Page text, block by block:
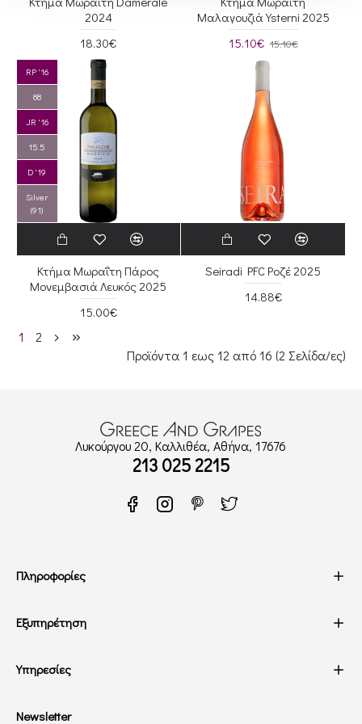
2024
18.30€
Μαλαγουζιά Ysterni 2025
15.10€ 15.10€
RP '16
88
JR '16
15.5
D '19
Silver
(91)
Κτήμα Μωραΐτη Πάρος
Μονεμβασιά Λευκός 2025
15.00€
Seiradi PFC Ροζέ 2025
14.88€
1
2
Προϊόντα 1 εως 12 από 16 (2 Σελίδα/ες)
Λυκούργου 20, Καλλιθέα, Αθήνα, 17676
213 025 2215
Πληροφορίες
Εξυπηρέτηση
Υπηρεσίες
Newsletter